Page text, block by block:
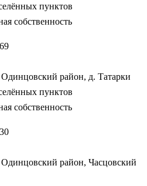
пунктов
собственность
район, д. Татарки
пунктов
собственность
Одинцовский район, Часцовский